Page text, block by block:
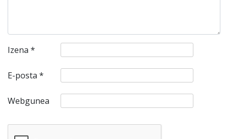
Izena *
E-posta *
Webgunea